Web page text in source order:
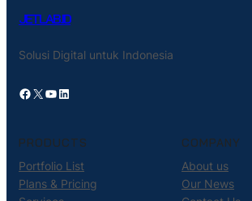
JETLAB.ID
Solusi Digital untuk Indonesia
Facebook X YouTube LinkedIn
PRODUCTS
Portfolio List
Plans & Pricing
COMPANY
About us
Our News